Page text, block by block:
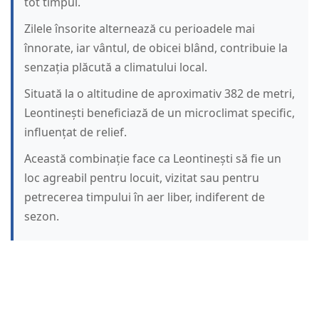
Zilele însorite alternează cu perioadele mai
înnorate, iar vântul, de obicei blând, contribuie la
senzația plăcută a climatului local.
Situată la o altitudine de aproximativ 382 de metri,
Leontinești beneficiază de un microclimat specific,
influențat de relief.
Această combinație face ca Leontinești să fie un
loc agreabil pentru locuit, vizitat sau pentru
petrecerea timpului în aer liber, indiferent de
sezon.